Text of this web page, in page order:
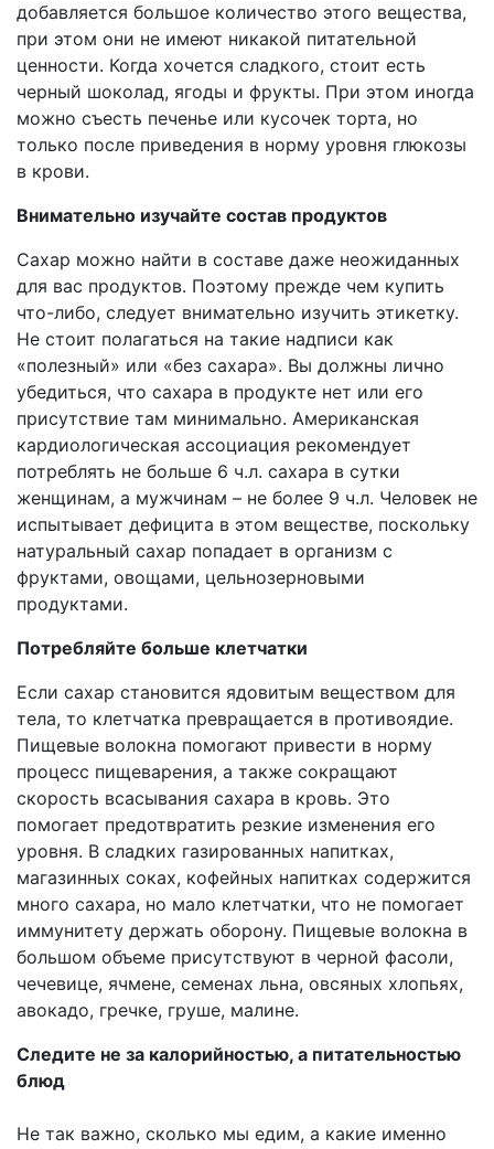
добавляется большое количество этого вещества,
при этом они не имеют никакой питательной
ценности. Когда хочется сладкого, стоит есть
черный шоколад, ягоды и фрукты. При этом иногда
можно съесть печенье или кусочек торта, но
только после приведения в норму уровня глюкозы
в крови.
Внимательно изучайте состав продуктов
Сахар можно найти в составе даже неожиданных
для вас продуктов. Поэтому прежде чем купить
что-либо, следует внимательно изучить этикетку.
Не стоит полагаться на такие надписи как
«полезный» или «без сахара». Вы должны лично
убедиться, что сахара в продукте нет или его
присутствие там минимально. Американская
кардиологическая ассоциация рекомендует
потреблять не больше 6 ч.л. сахара в сутки
женщинам, а мужчинам – не более 9 ч.л. Человек не
испытывает дефицита в этом веществе, поскольку
натуральный сахар попадает в организм с
фруктами, овощами, цельнозерновыми
продуктами.
Потребляйте больше клетчатки
Если сахар становится ядовитым веществом для
тела, то клетчатка превращается в противоядие.
Пищевые волокна помогают привести в норму
процесс пищеварения, а также сокращают
скорость всасывания сахара в кровь. Это
помогает предотвратить резкие изменения его
уровня. В сладких газированных напитках,
магазинных соках, кофейных напитках содержится
много сахара, но мало клетчатки, что не помогает
иммунитету держать оборону. Пищевые волокна в
большом объеме присутствуют в черной фасоли,
чечевице, ячмене, семенах льна, овсяных хлопьях,
авокадо, гречке, груше, малине.
Следите не за калорийностью, а питательностью
блюд
Не так важно, сколько мы едим, а какие именно